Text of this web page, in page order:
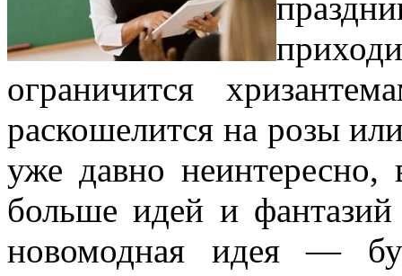
ограничится
раскошелится на розы
уже давно неинтересно,
больше идей и
новомодная идея —